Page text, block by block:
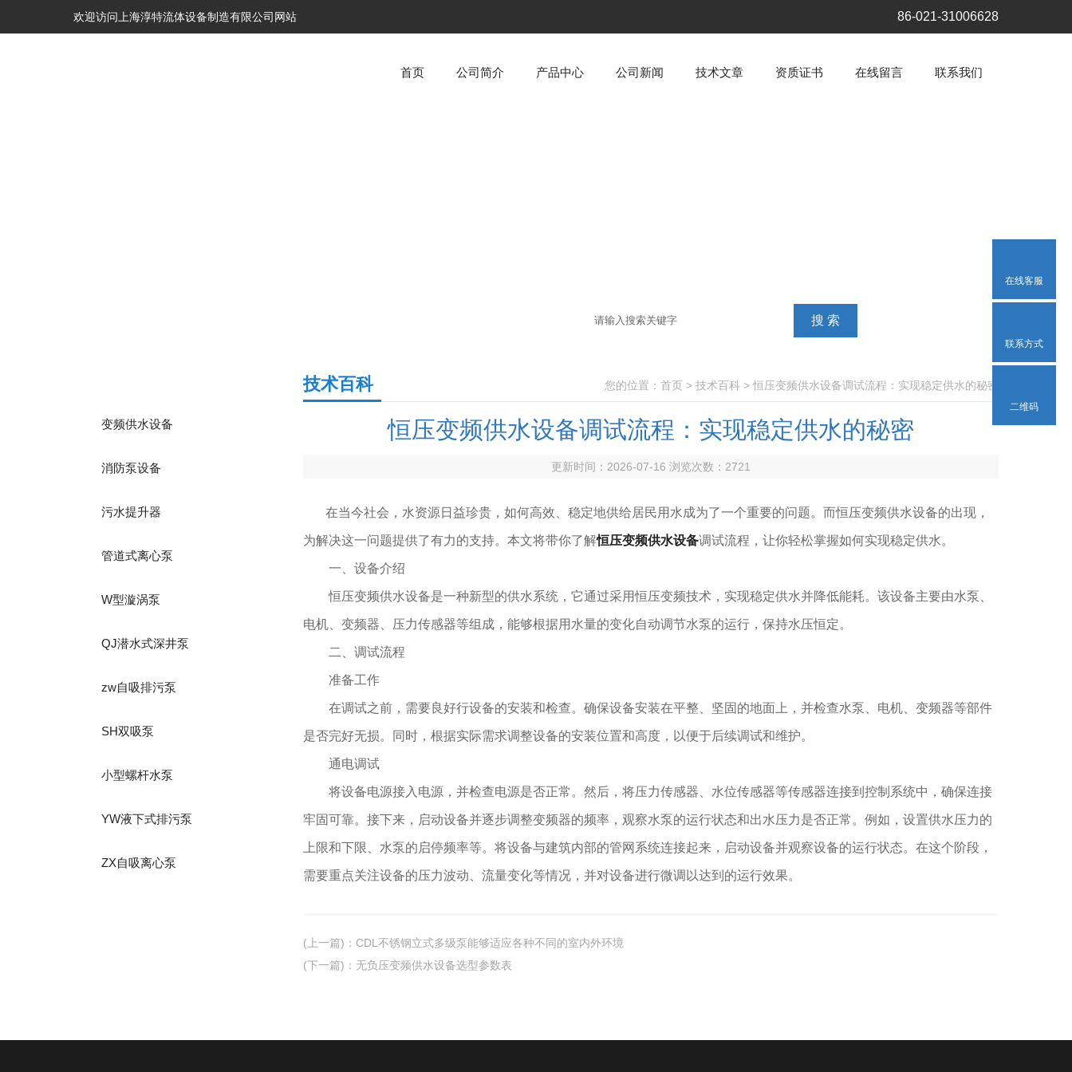
欢迎访问上海淳特流体设备制造有限公司网站 86-021-31006628
首页 公司简介 产品中心 公司新闻 技术文章 资质证书 在线留言 联系我们
变频供水设备
消防泵设备
污水提升器
管道式离心泵
W型漩涡泵
QJ潜水式深井泵
zw自吸排污泵
SH双吸泵
小型螺杆水泵
YW液下式排污泵
ZX自吸离心泵
您的位置： 首页 > 技术百科 > 恒压变频供水设备调试流程：实现稳定供水的秘密
技术百科
恒压变频供水设备调试流程：实现稳定供水的秘密
更新时间：2026-07-16 浏览次数： 2721
在当今社会，水资源日益珍贵，如何高效、稳定地供给居民用水成为了一个重要的问题。而恒压变频供水设备的出现，
为解决这一问题提供了有力的支持。本文将带你了解恒压变频供水设备调试流程，让你轻松掌握如何实现稳定供水。
一、设备介绍
恒压变频供水设备是一种新型的供水系统，它通过采用恒压变频技术，实现稳定供水并降低能耗。该设备主要由水泵、
电机、变频器、压力传感器等组成，能够根据用水量的变化自动调节水泵的运行，保持水压恒定。
二、调试流程
准备工作
在调试之前，需要良好行设备的安装和检查。确保设备安装在平整、坚固的地面上，并检查水泵、电机、变频器等部件
是否完好无损。同时，根据实际需求调整设备的安装位置和高度，以便于后续调试和维护。
通电调试
将设备电源接入电源，并检查电源是否正常。然后，将压力传感器、水位传感器等传感器连接到控制系统中，确保连接
牢固可靠。接下来，启动设备并逐步调整变频器的频率，观察水泵的运行状态和出水压力是否正常。例如，设置供水压力的
上限和下限、水泵的启停频率等。将设备与建筑内部的管网系统连接起来，启动设备并观察设备的运行状态。在这个阶段，
需要重点关注设备的压力波动、流量变化等情况，并对设备进行微调以达到的运行效果。
(上一篇) ： CDL不锈钢立式多级泵能够适应各种不同的室内外环境
(下一篇) ： 无负压变频供水设备选型参数表
在线客服
联系方式
二维码